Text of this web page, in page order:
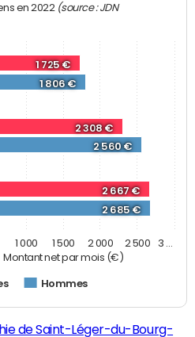
Montant net par mois (€)
en 2022 (source : JDN
1 725 €
2 308 €
2 667 €
1 806 €
2 560 €
2 685 €
Hommes
1 000 1 500 2 000 2 500 3 …
de Saint-Léger-du-Bourg-